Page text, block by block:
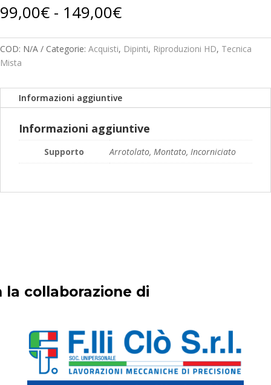
44-
quantità
99,00€ - 149,00€Fascia
di
prezzo:
da
149,00€
COD: N/A Categorie: Acquisti, Dipinti, Riproduzioni HD, Tecnica
Mista
Informazioni aggiuntive
Informazioni aggiuntive
Supporto Arrotolato, Montato, Incorniciato
la collaborazione di